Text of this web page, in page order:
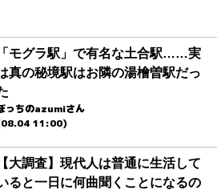
「モグラ駅」で有名な土合駅……実
真の秘境駅はお隣の湯檜曽駅だっ
っちのazumiさん
11:00)
【大調査】現代人は普通に生活して
ると一日に何曲聞くことになるの